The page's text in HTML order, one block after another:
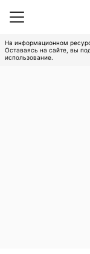
На информационном
Оставаясь на сайте, вы
использование.